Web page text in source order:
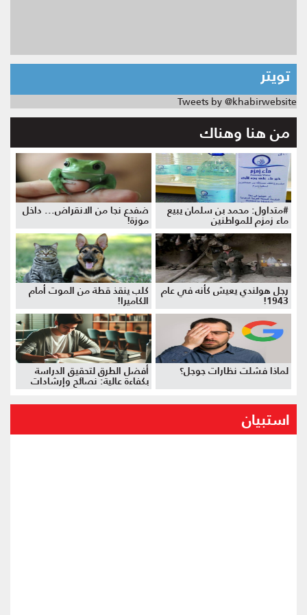
تويتر
Tweets by @khabirwebsite
من هنا وهناك
#متداول: محمد بن سلمان يبيع
ماء زمزم للمواطنين
ضفدع نجا من الانقراض... داخل
موزة!
رجل هولندي يعيش كأنه في عام
1943!
كلب ينقذ قطة من الموت أمام
الكاميرا!
لماذا فشلت نظارات جوجل؟ أفضل الطرق لتحقيق الدراسة
بكفاءة عالية: نصائح وإرشادات
استبيان